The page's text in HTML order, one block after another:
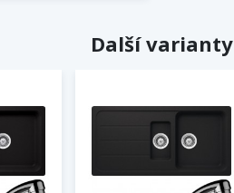
Další varianty